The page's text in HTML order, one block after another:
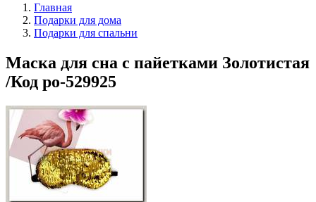
Главная
Подарки для дома
Подарки для спальни
Маска для сна с пайетками Золотистая
/Код po-529925